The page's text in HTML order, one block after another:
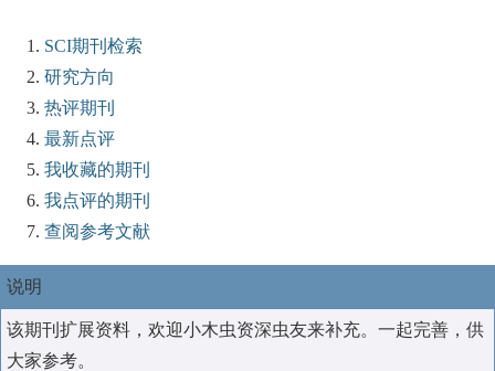
SCI期刊检索
研究方向
热评期刊
最新点评
我收藏的期刊
我点评的期刊
查阅参考文献
说明
该期刊扩展资料，欢迎小木虫资深虫友来补充。一起完善，供
大家参考。